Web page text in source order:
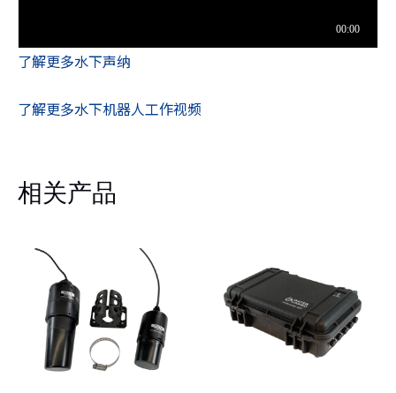
了解更多水下声纳
了解更多水下机器人工作视频
相关产品